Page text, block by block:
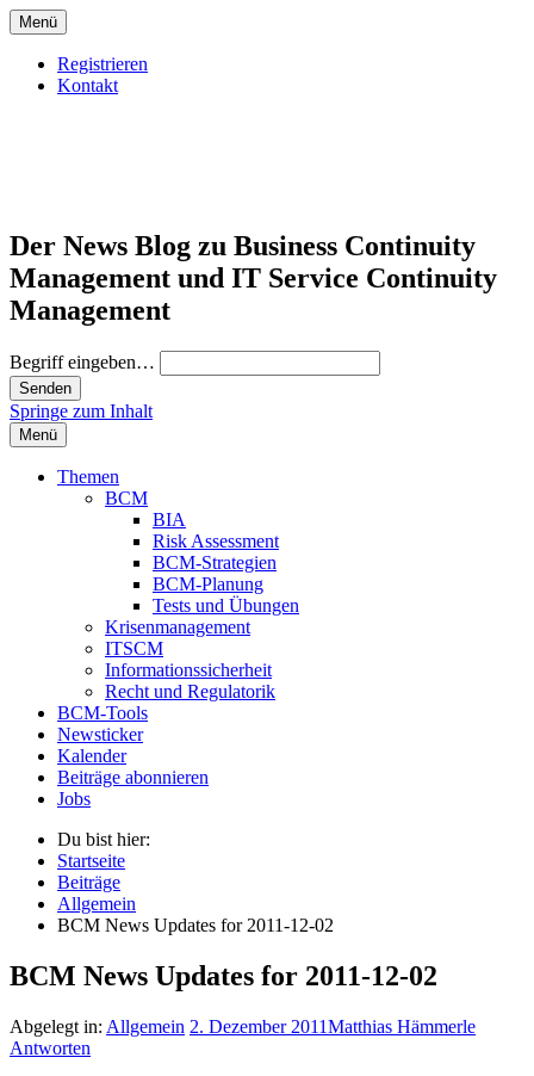
Menü
Registrieren
Kontakt
Der News Blog zu Business Continuity
Management und IT Service Continuity
Management
Begriff eingeben…
Springe zum Inhalt
Menü
Themen
BCM
BIA
Risk Assessment
BCM-Strategien
BCM-Planung
Tests und Übungen
Krisenmanagement
ITSCM
Informationssicherheit
Recht und Regulatorik
BCM-Tools
Newsticker
Kalender
Beiträge abonnieren
Jobs
Du bist hier:
Startseite
Beiträge
Allgemein
BCM News Updates for 2011-12-02
BCM News Updates for 2011-12-02
Abgelegt in: Allgemein 2. Dezember 2011Matthias Hämmerle
Antworten